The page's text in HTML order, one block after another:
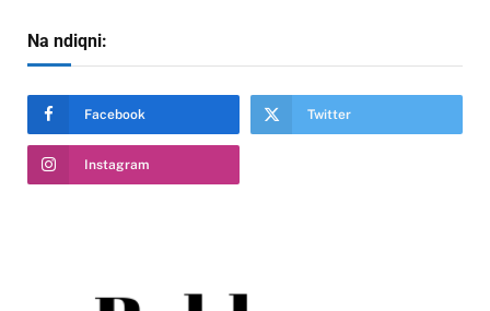
Na ndiqni:
Facebook Twitter
Instagram